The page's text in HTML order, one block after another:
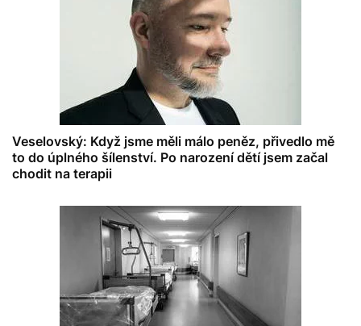
Veselovský: Když jsme měli málo peněz, přivedlo mě
to do úplného šílenství. Po narození dětí jsem začal
chodit na terapii